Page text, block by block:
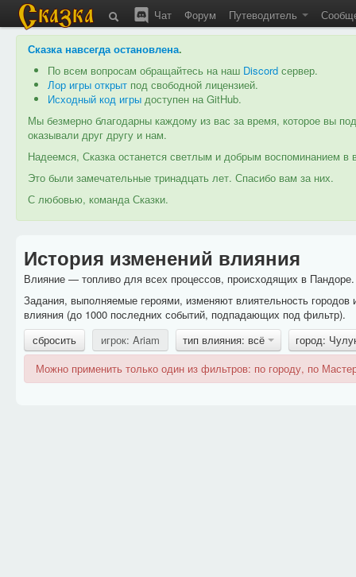
Чат Форум Путеводитель
Сказка навсегда остановлена.
По всем вопросам обращайтесь на наш Discord сервер.
Лор игры открыт под свободной лицензией.
Исходный код игры доступен на GitHub.
Мы безмерно благодарны каждому из вас за время, которое вы
оказывали друг другу и нам.
Надеемся, Сказка останется светлым и добрым воспоминанием
Это были замечательные тринадцать лет. Спасибо вам за них.
С любовью, команда Сказки.
История изменений влияния
Влияние — топливо для всех процессов, происходящих в
Задания, выполняемые героями, изменяют влиятельность
влияния (до 1000 последних событий, подпадающих под фильтр).
сбросить
игрок: Ariam тип влияния: всё
город:
Можно применить только один из фильтров: по городу, по